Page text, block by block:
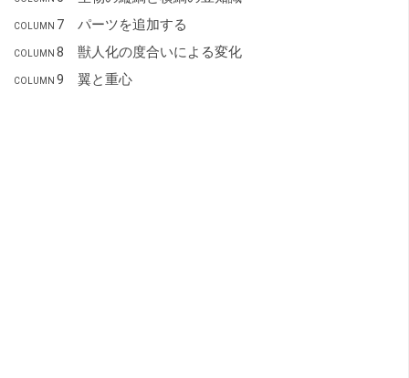
COLUMN 7 パーツを追加する
COLUMN 8 獣人化の度合いによる変化
COLUMN 9 翼と重心